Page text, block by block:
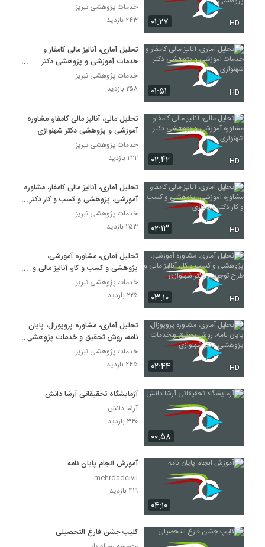
۰۱:۲۷ HD
خدمات پژوهشی تبریز
۲۴۳ بازدید
۰۱:۵۱ HD
تحلیل آماری، آنالیز مالی کامفار و
خدمات آموزشی و پژوهشی دکتر
شهنوازی
خدمات پژوهشی تبریز
۲۵۸ بازدید
۰۲:۴۲ HD
تحلیل مالی، آنالیز مالی کامفار، مشاوره
آموزشی و پژوهشی دکتر شهنوازی
خدمات پژوهشی تبریز
۲۲۲ بازدید
۰۲:۱۳ HD
تحلیل آماری، آنالیز مالی کامفار، مشاوره
آموزشی، پژوهشی و کسب و کار دکتر
شهنوازی
خدمات پژوهشی تبریز
۲۵۳ بازدید
۰۳:۱۰ HD
تحلیل آماری، مشاوره آموزشی،
پژوهشی و کسب و کار، آنالیز مالی و
طرح توجیهی دکتر شهنوازی
خدمات پژوهشی تبریز
۲۲۵ بازدید
۰۲:۴۴ HD
تحلیل آماری، مشاوره پروپوزال، پایان
نامه، روش تحقیق و خدمات پژوهشی
دکتر شهنوازی
خدمات پژوهشی تبریز
۲۴۵ بازدید
۰۰:۵۸
آزمایشگاه تحقیقاتی آرشا دانش
آرشا دانش
۳۴۰ بازدید
۰۴:۱۰
آموزش انجام پایان نامه
mehrdadcivil
۴۱۹ بازدید
کلیپ جشن فارغ التحصیلی